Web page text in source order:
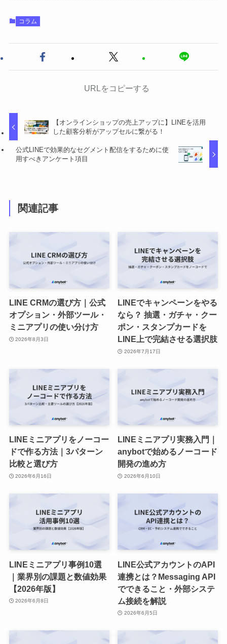
コラム
URLをコピーする
【オンラインショップの売上アップに】LINEを活用
した顧客分析がアップセルに繋がる！
公式LINEで効果的なセグメント配信をするために使
用すべきアンケート項目
関連記事
LINE CRMの選び方｜公式
オプション・外部ツール・
ミニアプリの使い分け方
2026年8月3日
LINEでキャンペーンをやる
なら？ 抽選・ガチャ・クー
ポン・スタンプカードを
LINE上で完結させる選択肢
2026年7月17日
LINEミニアプリをノーコー
ドで作る方法｜3パターン
比較と選び方
2026年6月16日
LINEミニアプリ実務入門｜
anybotで始めるノーコード
開発の進め方
2026年6月10日
LINEミニアプリ事例10選
｜業界別の課題と数値効果
【2026年版】
2026年6月8日
LINE公式アカウントのAPI
連携とは？Messaging API
でできること・外部システ
ム接続を解説
2026年6月5日